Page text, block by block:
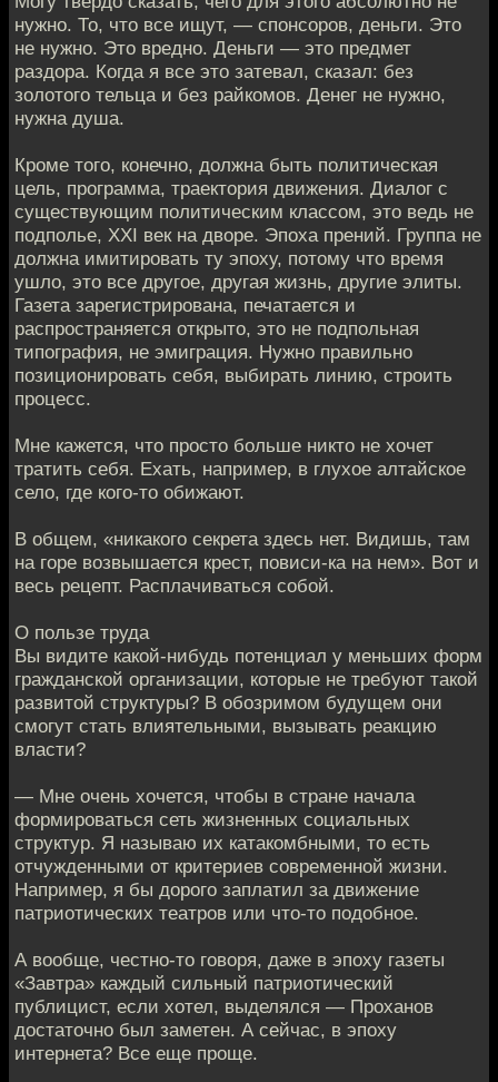
нужно. То, что все ищут, — спонсоров, деньги. Это
не нужно. Это вредно. Деньги — это предмет
раздора. Когда я все это затевал, сказал: без
золотого тельца и без райкомов. Денег не нужно,
нужна душа.
Кроме того, конечно, должна быть политическая
цель, программа, траектория движения. Диалог с
существующим политическим классом, это ведь не
подполье, XXI век на дворе. Эпоха прений. Группа не
должна имитировать ту эпоху, потому что время
ушло, это все другое, другая жизнь, другие элиты.
Газета зарегистрирована, печатается и
распространяется открыто, это не подпольная
типография, не эмиграция. Нужно правильно
позиционировать себя, выбирать линию, строить
процесс.
Мне кажется, что просто больше никто не хочет
тратить себя. Ехать, например, в глухое алтайское
село, где кого-то обижают.
В общем, «никакого секрета здесь нет. Видишь, там
на горе возвышается крест, повиси-ка на нем». Вот и
весь рецепт. Расплачиваться собой.
О пользе труда
Вы видите какой-нибудь потенциал у меньших форм
гражданской организации, которые не требуют такой
развитой структуры? В обозримом будущем они
смогут стать влиятельными, вызывать реакцию
власти?
— Мне очень хочется, чтобы в стране начала
формироваться сеть жизненных социальных
структур. Я называю их катакомбными, то есть
отчужденными от критериев современной жизни.
Например, я бы дорого заплатил за движение
патриотических театров или что-то подобное.
А вообще, честно-то говоря, даже в эпоху газеты
«Завтра» каждый сильный патриотический
публицист, если хотел, выделялся — Проханов
достаточно был заметен. А сейчас, в эпоху
интернета? Все еще проще.